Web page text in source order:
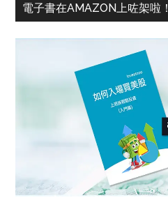
電子書在AMAZON上咗架啦！